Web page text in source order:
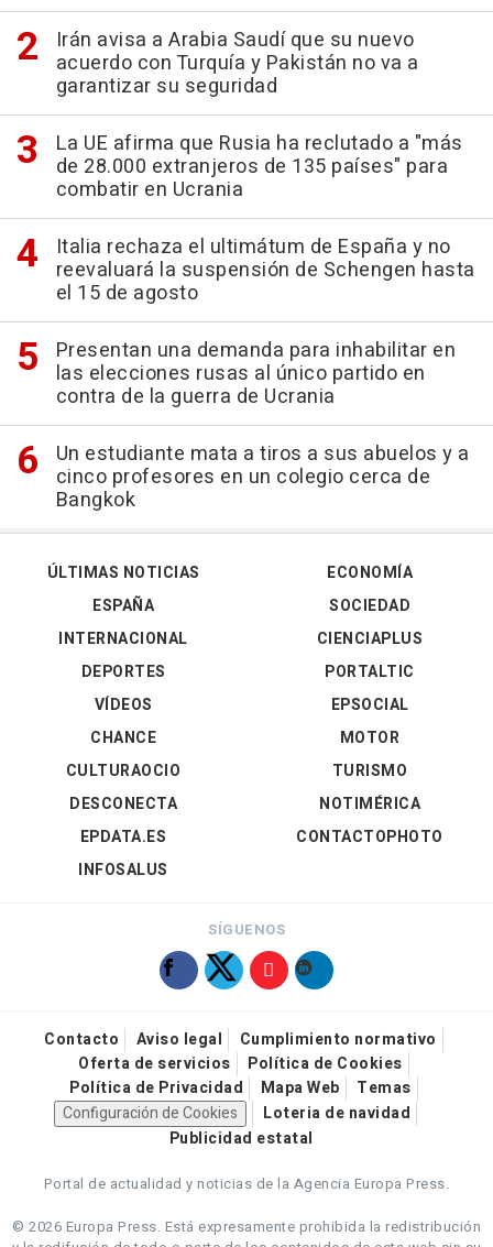
Irán avisa a Arabia Saudí que su nuevo
acuerdo con Turquía y Pakistán no va a
garantizar su seguridad
La UE afirma que Rusia ha reclutado a "más
de 28.000 extranjeros de 135 países" para
combatir en Ucrania
Italia rechaza el ultimátum de España y no
reevaluará la suspensión de Schengen hasta
el 15 de agosto
Presentan una demanda para inhabilitar en
las elecciones rusas al único partido en
contra de la guerra de Ucrania
Un estudiante mata a tiros a sus abuelos y a
cinco profesores en un colegio cerca de
Bangkok
ÚLTIMAS NOTICIAS
ESPAÑA
INTERNACIONAL
DEPORTES
VÍDEOS
ECONOMÍA
SOCIEDAD
CIENCIAPLUS
PORTALTIC
EPSOCIAL
CHANCE
CULTURAOCIO
DESCONECTA
EPDATA.ES
INFOSALUS
MOTOR
TURISMO
NOTIMÉRICA
CONTACTOPHOTO
SÍGUENOS
Contacto Aviso legal
Cumplimiento normativo
Oferta de servicios
Política de Cookies
Política de Privacidad
Mapa Web
Temas
Configuración de Cookies
Loteria de navidad
Publicidad estatal
Portal de actualidad y noticias de la Agencia Europa Press.
© 2026 Europa Press. Está expresamente prohibida la redistribución